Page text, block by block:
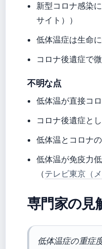
新型コロナ感染
サイト））
低体温症は生命
コロナ後遺症で
不明な点
低体温が直接コ
コロナ後遺症と
低体温とコロナ
低体温が免疫力
（テレビ東京（メ
専門家の見
低体温症の重症